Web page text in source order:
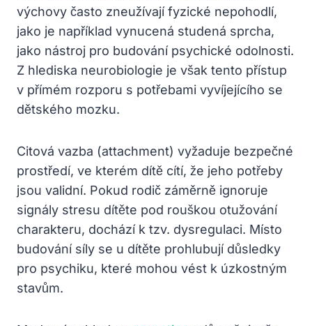
výchovy často zneužívají fyzické nepohodlí,
jako je například vynucená studená sprcha,
jako nástroj pro budování psychické odolnosti.
Z hlediska neurobiologie je však tento přístup
v přímém rozporu s potřebami vyvíjejícího se
dětského mozku.
Citová vazba (attachment) vyžaduje bezpečné
prostředí, ve kterém dítě cítí, že jeho potřeby
jsou validní. Pokud rodič záměrně ignoruje
signály stresu dítěte pod rouškou otužování
charakteru, dochází k tzv. dysregulaci. Místo
budování síly se u dítěte prohlubují důsledky
pro psychiku, které mohou vést k úzkostným
stavům.